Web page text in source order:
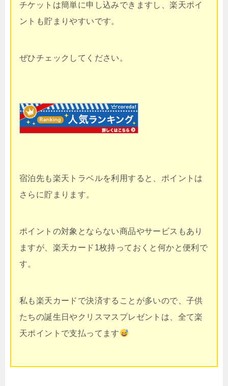
チケットは簡単に申し込みできますし、楽天ポイ
ントも貯まりやすいです。
ぜひチェックしてください。
宿泊先も楽天トラベルを利用すると、ポイントは
さらに貯まります。
ポイントの対象とならない商品やサービスもあり
ますが、楽天カード1枚持っておくと何かと便利で
す。
私も楽天カードで決済することが多いので、子供
たちの誕生日やクリスマスプレゼントは、全て楽
天ポイントで支払ってます